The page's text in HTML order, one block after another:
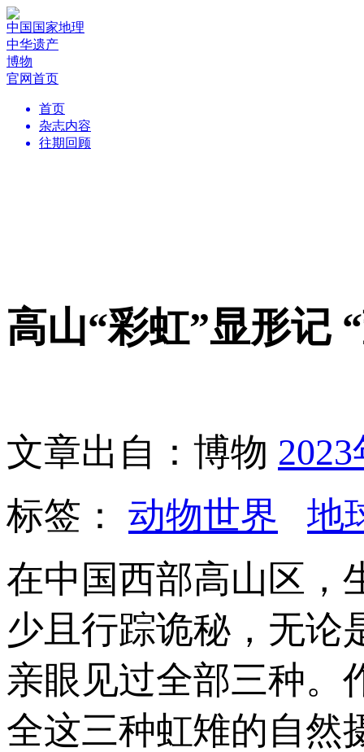
中国国家地理
中华遗产
博物
官网首页
首页
杂志内容
往期回顾
高山“彩虹”显形记
文章出自：博物
标签： 动物世界
地
在中国西部高山区，
少且行踪诡秘，无论
亲眼见过全部三种。
全这三种虹雉的自然